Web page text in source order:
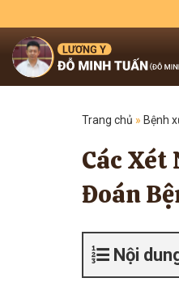
Trang chủ » Bệnh
Các Xét
Đoán
Nội